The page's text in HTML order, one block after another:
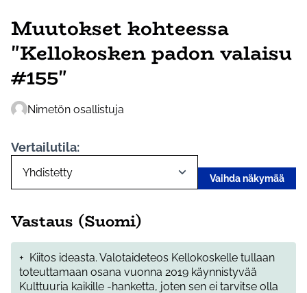
Muutokset kohteessa
"Kellokosken padon valaisu
#155"
Nimetön osallistuja
Vertailutila:
Vaihda näkymää
Vastaus (Suomi)
+ Kiitos ideasta. Valotaideteos Kellokoskelle tullaan
toteuttamaan osana vuonna 2019 käynnistyvää
Kulttuuria kaikille -hanketta, joten sen ei tarvitse olla